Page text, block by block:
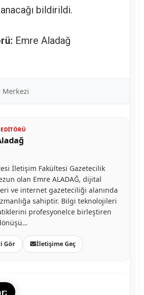
bildirildi.
Emre Aladağ
Merkezi
İletişim Fakültesi Gazetecilik
olan Emre ALADAĞ, dijital
ve internet gazeteciliği alanında
sahiptir. Bilgi teknolojileri
profesyonelce birleştiren
Gör İletişime Geç